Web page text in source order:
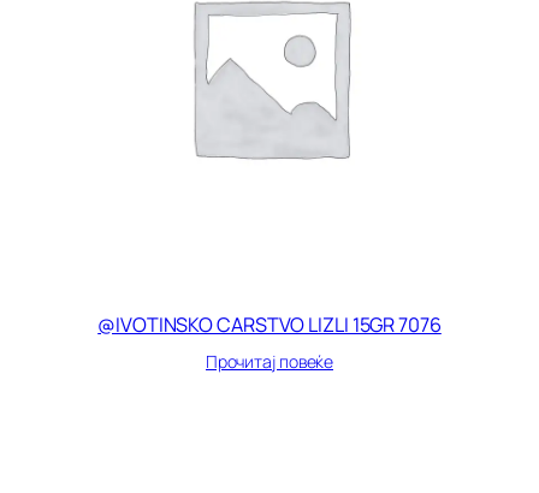
@IVOTINSKO CARSTVO LIZLI 15GR 7076
Прочитај повеќе